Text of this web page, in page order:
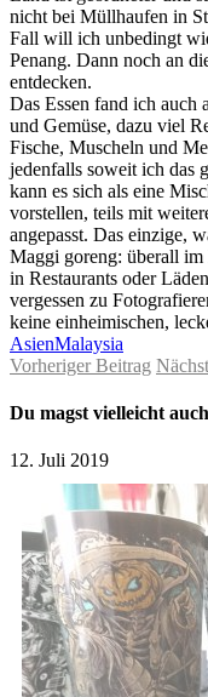
nicht bei Müllhaufen in
Fall will ich unbedingt
Penang. Dann noch an
entdecken.
Das Essen fand ich auch
und Gemüse, dazu viel
Fische, Muscheln und
jedenfalls soweit ich das
kann es sich als eine
vorstellen, teils mit
angepasst. Das einzige,
Maggi goreng: überall
in Restaurants oder
vergessen zu
keine einheimischen,
AsienMalaysia
Vorheriger Beitrag
Du magst vielleicht auch
12. Juli 2019